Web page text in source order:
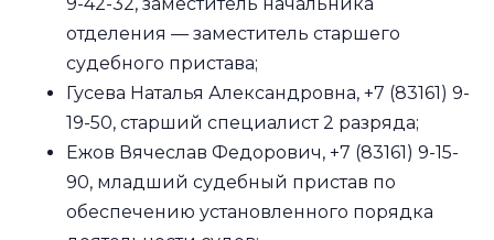
отделения — заместитель старшего
судебного пристава;
Гусева Наталья Александровна, +7 (83161) 9-
19-50, старший специалист 2 разряда;
Ежов Вячеслав Федорович, +7 (83161) 9-15-
90, младший судебный пристав по
обеспечению установленного порядка